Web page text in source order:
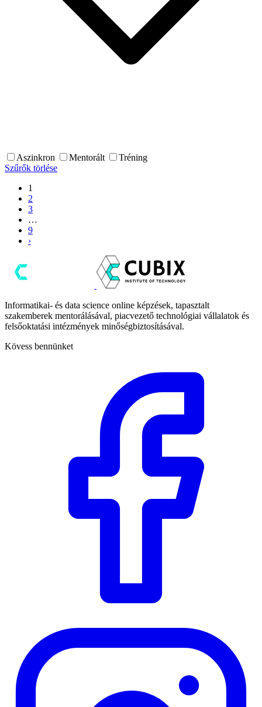
Aszinkron Mentorált
Tréning
Szűrők törlése
1
2
3
…
9
›
Informatikai- és data science online képzések, tapasztalt
szakemberek mentorálásával, piacvezető technológiai vállalatok és
felsőoktatási intézmények minőségbiztosításával.
Kövess bennünket